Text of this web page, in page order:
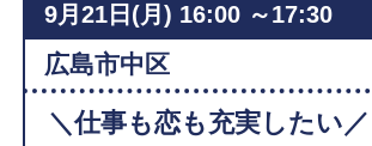
9月21日(月) 16:00 ～17:30
広島市中区
＼仕事も恋も充実したい